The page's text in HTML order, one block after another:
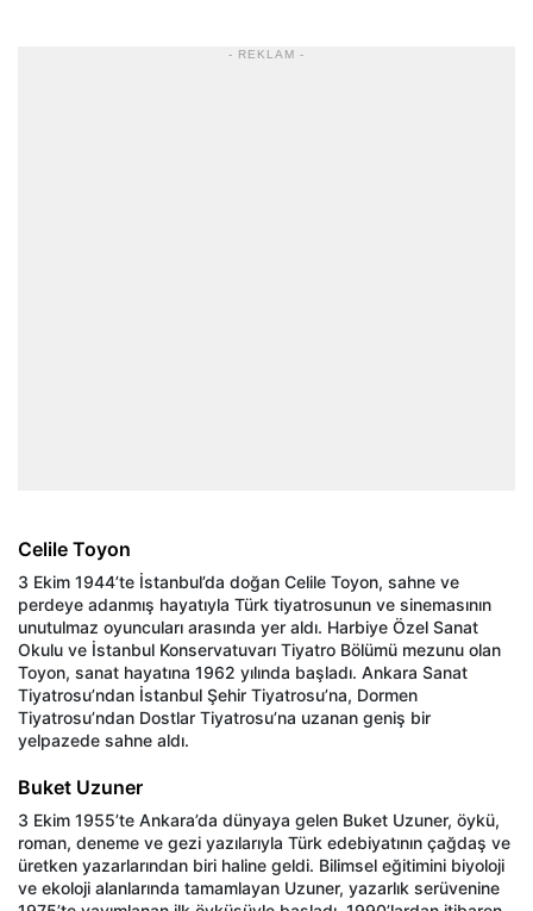
- REKLAM -
Celile Toyon
3 Ekim 1944’te İstanbul’da doğan Celile Toyon, sahne ve
perdeye adanmış hayatıyla Türk tiyatrosunun ve sinemasının
unutulmaz oyuncuları arasında yer aldı. Harbiye Özel Sanat
Okulu ve İstanbul Konservatuvarı Tiyatro Bölümü mezunu olan
Toyon, sanat hayatına 1962 yılında başladı. Ankara Sanat
Tiyatrosu’ndan İstanbul Şehir Tiyatrosu’na, Dormen
Tiyatrosu’ndan Dostlar Tiyatrosu’na uzanan geniş bir
yelpazede sahne aldı.
Buket Uzuner
3 Ekim 1955’te Ankara’da dünyaya gelen Buket Uzuner, öykü,
roman, deneme ve gezi yazılarıyla Türk edebiyatının çağdaş ve
üretken yazarlarından biri haline geldi. Bilimsel eğitimini biyoloji
ve ekoloji alanlarında tamamlayan Uzuner, yazarlık serüvenine